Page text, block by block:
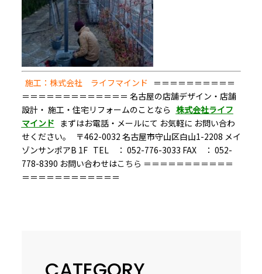
施工：株式会社 ライフマインド ＝＝＝＝＝＝＝＝＝＝
＝＝＝＝＝＝＝＝＝＝＝＝＝ 名古屋の店舗デザイン・店舗
設計・ 施工・住宅リフォームのことなら 株式会社ライフ
マインド まずはお電話・メールにて お気軽に お問い合わ
せください。 〒462-0032 名古屋市守山区白山1-2208 メイ
ゾンサンポアB 1F TEL ： 052-776-3033 FAX ： 052-
778-8390 お問い合わせはこちら ＝＝＝＝＝＝＝＝＝＝＝
＝＝＝＝＝＝＝＝＝＝＝＝